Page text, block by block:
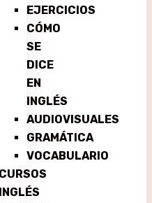
EJERCICIOS
CÓMO
SE
DICE
EN
INGLÉS
AUDIOVISUALES
GRAMÁTICA
VOCABULARIO
CURSOS
INGLÉS